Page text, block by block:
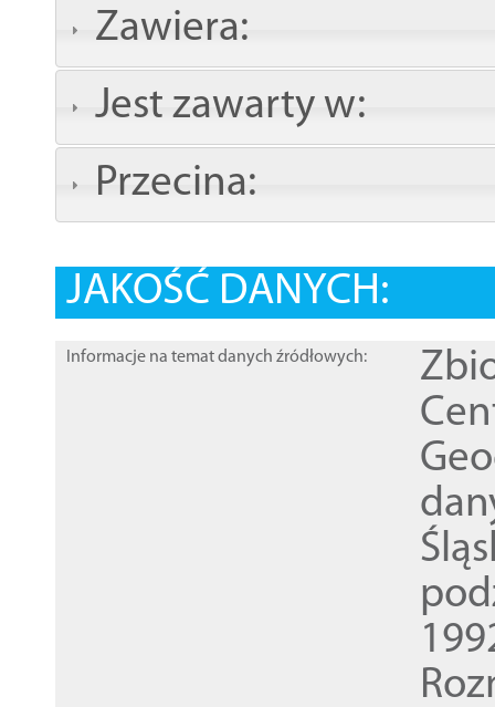
Zawiera:
Jest zawarty w:
Przecina:
JAKOŚĆ DANYCH:
Informacje na temat danych źródłowych: